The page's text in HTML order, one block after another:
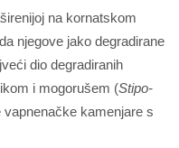
na kornatskom
njegove jako degradirane
dio degradiranih
i mogorušem (Stipo-
kamenjare s